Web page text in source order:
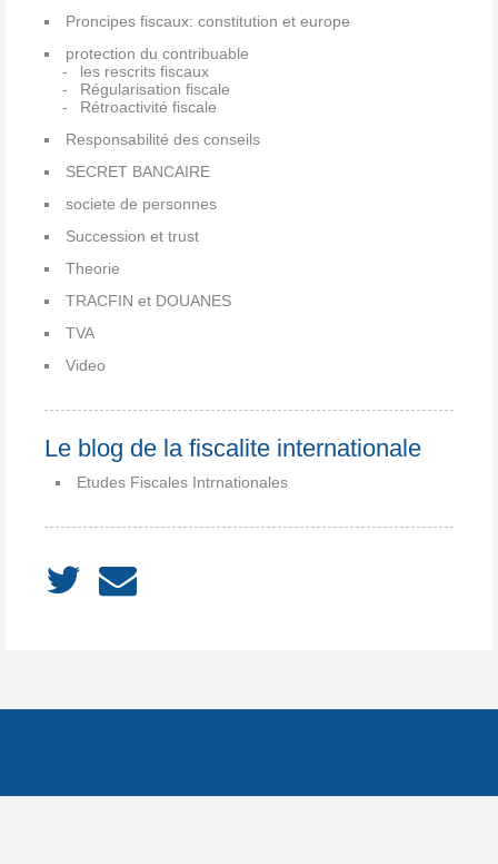
Proncipes fiscaux: constitution et europe
protection du contribuable
les rescrits fiscaux
Régularisation fiscale
Rétroactivité fiscale
Responsabilité des conseils
SECRET BANCAIRE
societe de personnes
Succession et trust
Theorie
TRACFIN et DOUANES
TVA
Video
Le blog de la fiscalite internationale
Etudes Fiscales Intrnationales